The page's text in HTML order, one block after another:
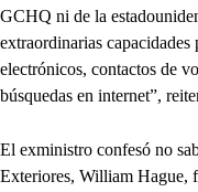
GCHQ ni de la
extraordinarias
electrónicos, contactos de
búsquedas en internet”,
El exministro confesó no
Exteriores, William Hague,